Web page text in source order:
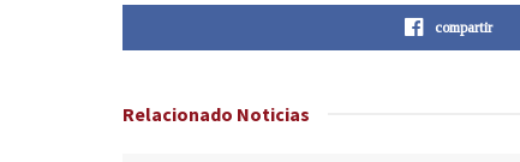
compartir
Relacionado Noticias